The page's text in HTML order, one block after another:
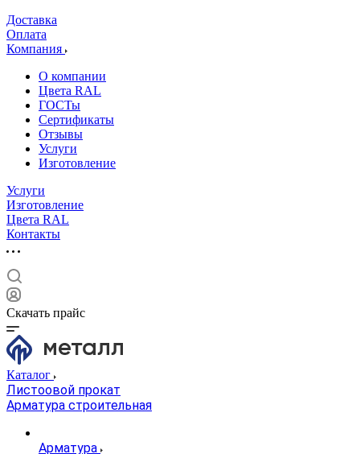
Доставка
Оплата
Компания
О компании
Цвета RAL
ГОСТы
Сертификаты
Отзывы
Услуги
Изготовление
Услуги
Изготовление
Цвета RAL
Контакты
Скачать прайс
Каталог
Листоовой прокат
Арматура строительная
Арматура